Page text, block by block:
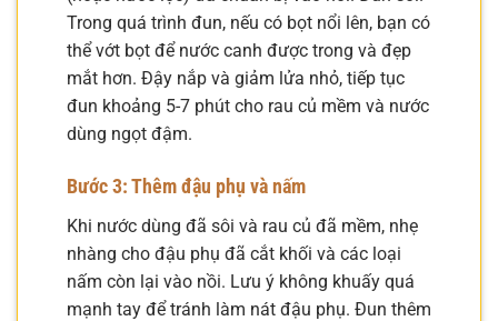
Trong quá trình đun, nếu có bọt nổi lên, bạn có
thể vớt bọt để nước canh được trong và đẹp
mắt hơn. Đậy nắp và giảm lửa nhỏ, tiếp tục
đun khoảng 5-7 phút cho rau củ mềm và nước
dùng ngọt đậm.
Bước 3: Thêm đậu phụ và nấm
Khi nước dùng đã sôi và rau củ đã mềm, nhẹ
nhàng cho đậu phụ đã cắt khối và các loại
nấm còn lại vào nồi. Lưu ý không khuấy quá
mạnh tay để tránh làm nát đậu phụ. Đun thêm